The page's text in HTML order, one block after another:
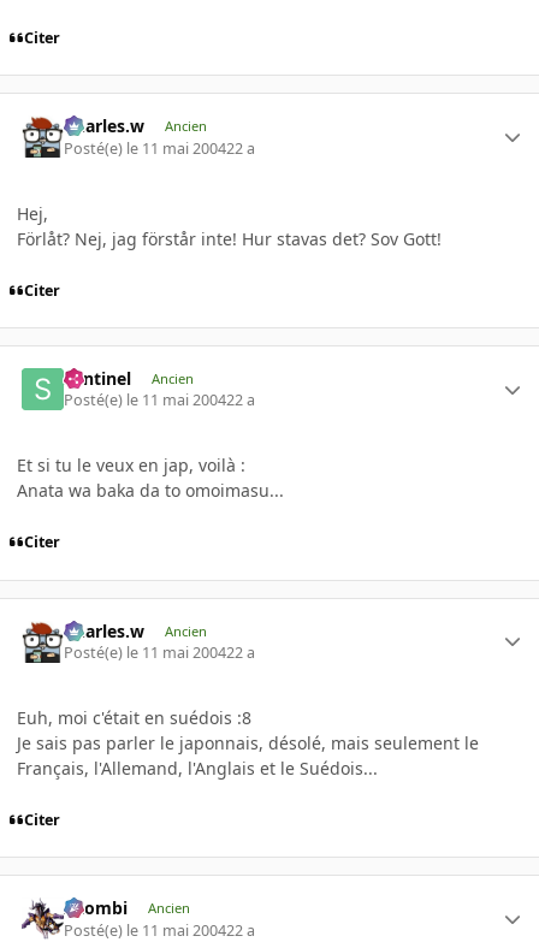
Citer
Charles.w Ancien
Posté(e) le 11 mai 200422 a
Hej,
Förlåt? Nej, jag förstår inte! Hur stavas det? Sov Gott!
Citer
Sentinel Ancien
Posté(e) le 11 mai 200422 a
Et si tu le veux en jap, voilà :
Anata wa baka da to omoimasu...
Citer
Charles.w Ancien
Posté(e) le 11 mai 200422 a
Euh, moi c'était en suédois :8
Je sais pas parler le japonnais, désolé, mais seulement le
Français, l'Allemand, l'Anglais et le Suédois...
Citer
XZombi Ancien
Posté(e) le 11 mai 200422 a